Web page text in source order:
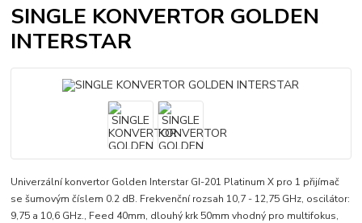
SINGLE KONVERTOR GOLDEN
INTERSTAR
Univerzální konvertor Golden Interstar GI-201 Platinum X pro 1 přijímač
se šumovým číslem 0.2 dB. Frekvenční rozsah 10,7 - 12,75 GHz, oscilátor:
9,75 a 10,6 GHz., Feed 40mm, dlouhý krk 50mm vhodný pro multifokus,